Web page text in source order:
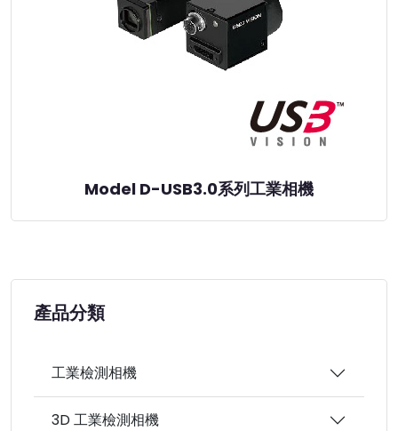
Model D-USB3.0系列工業相機
產品分類
工業檢測相機
3D 工業檢測相機